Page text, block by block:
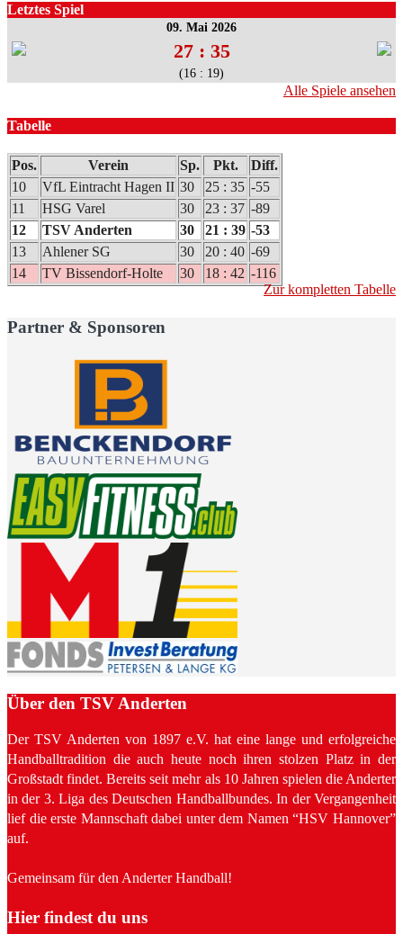
Letztes Spiel
09. Mai 2026
27 : 35
(16 : 19)
Alle Spiele ansehen
Tabelle
Pos. Verein Sp. Pkt.
Diff.
10
VfL Eintracht Hagen II 30 25 : 35 -55
11
HSG Varel 30 23 : 37 -89
12
TSV Anderten 30 21 : 39 -53
13
Ahlener SG 30 20 : 40 -69
14
TV Bissendorf-Holte 30 18 : 42 -116
Zur kompletten Tabelle
Partner & Sponsoren
Über den TSV Anderten
Der TSV Anderten von 1897 e.V. hat eine lange und erfolgreiche
Handballtradition die auch heute noch ihren stolzen Platz in der
Großstadt findet. Bereits seit mehr als 10 Jahren spielen die Anderter
in der 3. Liga des Deutschen Handballbundes. In der Vergangenheit
lief die erste Mannschaft dabei unter dem Namen “HSV Hannover”
auf.
Gemeinsam für den Anderter Handball!
Hier findest du uns